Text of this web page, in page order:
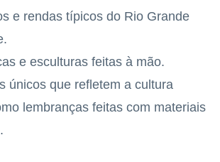
e rendas típicos do Rio Grande
e esculturas feitas à mão.
únicos que refletem a cultura
lembranças feitas com materiais